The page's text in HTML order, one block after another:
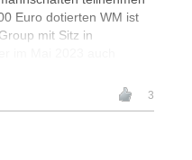
Euro dotierten WM ist
mit Sitz in
3